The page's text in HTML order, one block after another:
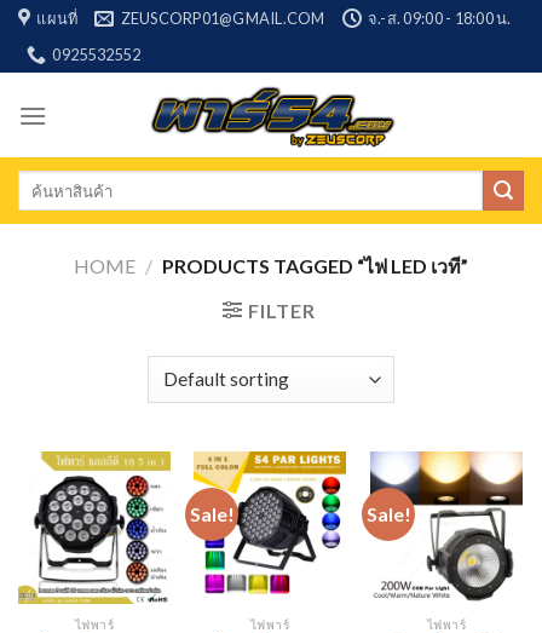
Skip
content
แผนที่ ZEUSCORP01@GMAIL.COM
จ.-ส. 09:00 - 18:00 น.
0925532552
Search
HOME / PRODUCTS TAGGED “ไฟ LED เวที”
FILTER
ไฟพาร์
Sale!
ไฟพาร์
Sale!
ไฟพาร์